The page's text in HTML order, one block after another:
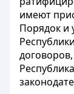
имеют
Порядок и